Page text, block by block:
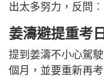
出太多努力，反問
姜濤避提重考
提到姜濤不小心駕
個月，並要重新再